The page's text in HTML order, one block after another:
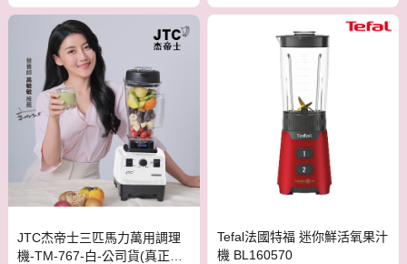
JTC杰帝士三匹馬力萬用調理
機-TM-767-白-公司貨(真正破
Tefal法國特福 迷你鮮活氧果汁
機 BL160570